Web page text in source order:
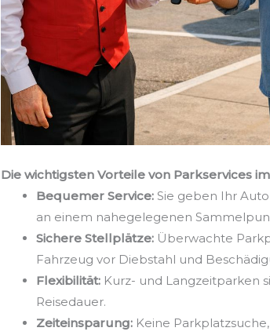
Die wichtigsten Vorteile von Parkservices
Bequemer Service: Sie geben Ihr
an einem nahegelegenen
Sichere Stellplätze: Überwachte
Fahrzeug vor Diebstahl und
Flexibilität: Kurz- und Langzeitparken
Reisedauer.
Zeiteinsparung: Keine